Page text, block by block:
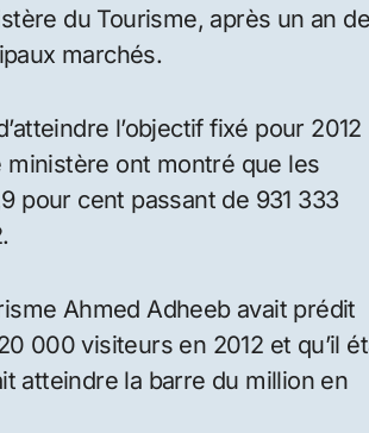
du Tourisme, après un an de
marchés.
l’objectif fixé pour 2012
ont montré que les
pour cent passant de 931 333
Ahmed Adheeb avait prédit
000 visiteurs en 2012 et qu’il
atteindre la barre du million en